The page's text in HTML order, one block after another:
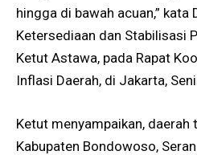
hingga di bawah acuan,” kata
Ketersediaan dan Stabilisasi
Ketut Astawa, pada Rapat
Inflasi Daerah, di Jakarta,
Ketut menyampaikan,
Kabupaten Bondowoso,